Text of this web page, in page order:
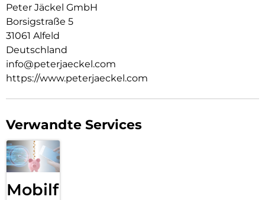
Peter Jäckel GmbH
Borsigstraße 5
31061 Alfeld
Deutschland
info@peterjaeckel.com
https://www.peterjaeckel.com
Verwandte Services
Mobilfunk